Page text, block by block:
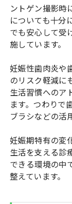
ントゲン撮影時
についても十分
でも安心して受
施しています。
妊娠性歯肉炎や
のリスク軽減に
生活習慣へのア
ます。つわりで
ブラシなどの活
妊娠期特有の変
生活を支える診
できる環境の中
整えています。